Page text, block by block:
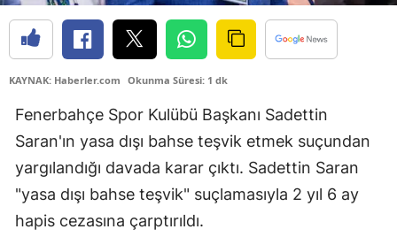
KAYNAK: Haberler.com Okunma Süresi: 1 dk
Fenerbahçe Spor Kulübü Başkanı Sadettin
Saran'ın yasa dışı bahse teşvik etmek suçundan
yargılandığı davada karar çıktı. Sadettin Saran
"yasa dışı bahse teşvik" suçlamasıyla 2 yıl 6 ay
hapis cezasına çarptırıldı.